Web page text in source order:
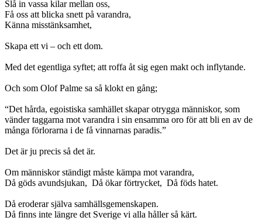
Slå in vassa kilar mellan oss,
Få oss att blicka snett på varandra,
Känna misstänksamhet,
Skapa ett vi – och ett dom.
Med det egentliga syftet; att roffa åt sig egen makt och inflytande.
Och som Olof Palme sa så klokt en gång;
“Det hårda, egoistiska samhället skapar otrygga människor, som
vänder taggarna mot varandra i sin ensamma oro för att bli en av de
många förlorarna i de få vinnarnas paradis.”
Det är ju precis så det är.
Om människor ständigt måste kämpa mot varandra,
Då göds avundsjukan, Då ökar förtrycket, Då föds hatet.
Då eroderar själva samhällsgemenskapen.
Då finns inte längre det Sverige vi alla håller så kärt.